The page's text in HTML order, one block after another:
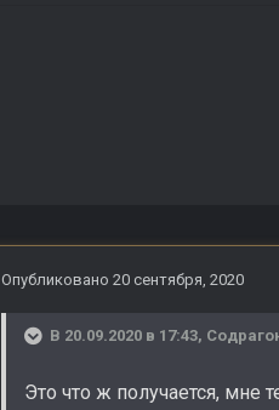
Опубликовано 20 сентября, 2020
В 20.09.2020 в 17:43,
Это что ж получается, мне